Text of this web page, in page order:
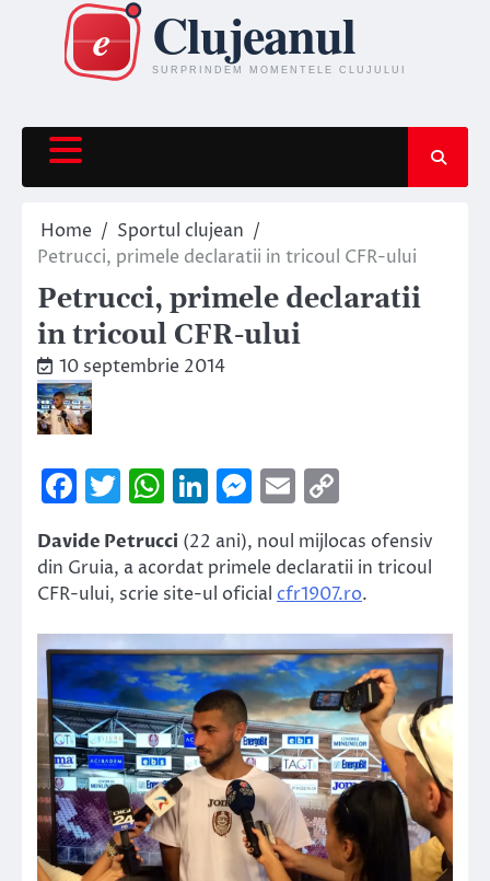
content
Home
Sportul clujean
Petrucci, primele declaratii in tricoul CFR-ului
Petrucci, primele declaratii
in tricoul CFR-ului
10 septembrie 2014
Facebook
Twitter
WhatsApp
LinkedIn
Messenger
Email
Link
Davide Petrucci (22 ani), noul mijlocas ofensiv
din Gruia, a acordat primele declaratii in tricoul
CFR-ului, scrie site-ul oficial cfr1907.ro.